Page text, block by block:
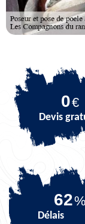
0€
Devis
74%
Délais